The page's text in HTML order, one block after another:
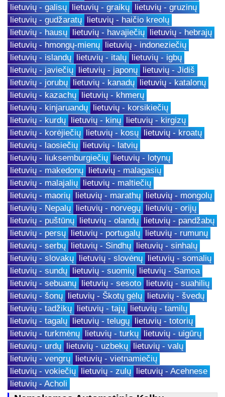
lietuvių - galisų lietuvių - graikų lietuvių - gruzinų
lietuvių - gudžaratų lietuvių - haičio kreolų
lietuvių - hausų lietuvių - havajiečių lietuvių - hebrajų
lietuvių - hmongų-mienų lietuvių - indoneziečių
lietuvių - islandų lietuvių - italų lietuvių - igbų
lietuvių - javiečių lietuvių - japonų lietuvių - Jidiš
lietuvių - jorubų lietuvių - kanadų lietuvių - katalonų
lietuvių - kazachų lietuvių - khmerų
lietuvių - kinjaruandų lietuvių - korsikiečių
lietuvių - kurdų lietuvių - kinų lietuvių - kirgizų
lietuvių - korėjiečių lietuvių - kosų lietuvių - kroatų
lietuvių - laosiečių lietuvių - latvių
lietuvių - liuksemburgiečių lietuvių - lotynų
lietuvių - makedonų lietuvių - malagasių
lietuvių - malajalių lietuvių - maltiečių
lietuvių - maorių lietuvių - marathų lietuvių - mongolų
lietuvių - Nepalų lietuvių - norvegų lietuvių - orijų
lietuvių - puštūnų lietuvių - olandų lietuvių - pandžabų
lietuvių - persų lietuvių - portugalų lietuvių - rumunų
lietuvių - serbų lietuvių - Sindhų lietuvių - sinhalų
lietuvių - slovakų lietuvių - slovėnų lietuvių - somalių
lietuvių - sundų lietuvių - suomių lietuvių - Samoa
lietuvių - sebuanų lietuvių - sesoto lietuvių - suahilių
lietuvių - šonų lietuvių - Škotų gėlų lietuvių - švedų
lietuvių - tadžikų lietuvių - tajų lietuvių - tamilų
lietuvių - tagalų lietuvių - telugų lietuvių - totorių
lietuvių - turkmėnų lietuvių - turkų lietuvių - uigūrų
lietuvių - urdų lietuvių - uzbekų lietuvių - valų
lietuvių - vengrų lietuvių - vietnamiečių
lietuvių - vokiečių lietuvių - zulų lietuvių - Acehnese
lietuvių - Acholi